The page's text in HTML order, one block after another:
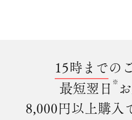
15時までの
最短翌日 ※
8,000円以上購入